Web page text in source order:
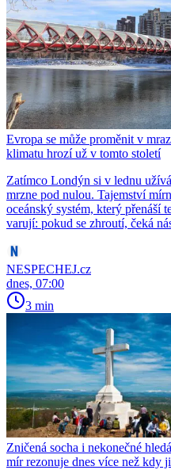
Evropa se může proměnit v
klimatu hrozí už v tomto století
Zatímco Londýn si v lednu
mrzne pod nulou. Tajemství
oceánský systém, který přenáší
varují: pokud se zhroutí, čeká
NESPECHEJ.cz
dnes, 07:00
3 min
Zničená socha i nekonečné
mír rezonuje dnes více než kdy